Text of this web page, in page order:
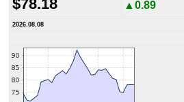
$78.18 ▲0.89
2026.08.08